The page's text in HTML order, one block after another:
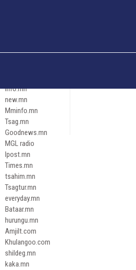
Эрх зүй
info.mn
new.mn
Mminfo.mn
Tsag.mn
Goodnews.mn
MGL radio
Ipost.mn
Times.mn
tsahim.mn
Tsagtur.mn
everyday.mn
Bataar.mn
hurungu.mn
Amjilt.com
Khulangoo.com
shildeg.mn
kaka.mn